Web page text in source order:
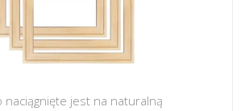
naciągnięte jest na naturalną